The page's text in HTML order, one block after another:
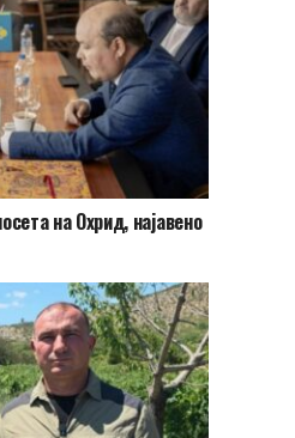
на Охрид, најавено